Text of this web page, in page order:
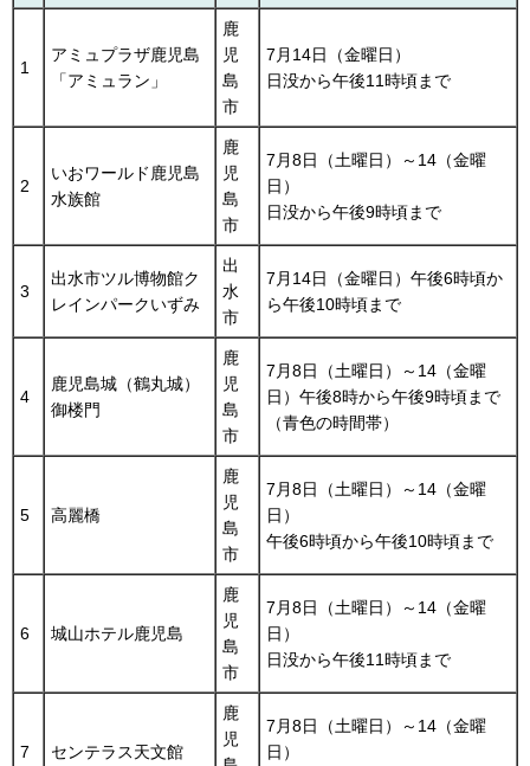
1
アミュプラザ鹿児島
「アミュラン」
鹿
児
島
市
7月14日（金曜日）
日没から午後11時頃まで
2
いおワールド鹿児島
水族館
鹿
児
島
市
7月8日（土曜日）～14（金曜
日）
日没から午後9時頃まで
3
出水市ツル博物館ク
レインパークいずみ
出
水
市
7月14日（金曜日）午後6時頃か
ら午後10時頃まで
4
鹿児島城（鶴丸城）
御楼門
鹿
児
島
市
7月8日（土曜日）～14（金曜
日）午後8時から午後9時頃まで
（青色の時間帯）
5 高麗橋
鹿
児
島
市
7月8日（土曜日）～14（金曜
日）
午後6時頃から午後10時頃まで
6 城山ホテル鹿児島
鹿
児
島
市
7月8日（土曜日）～14（金曜
日）
日没から午後11時頃まで
7 センテラス天文館
鹿
児
7月8日（土曜日）～14（金曜
日）